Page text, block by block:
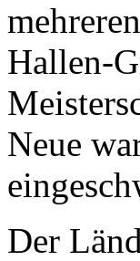
Hallen-
Neue
Der